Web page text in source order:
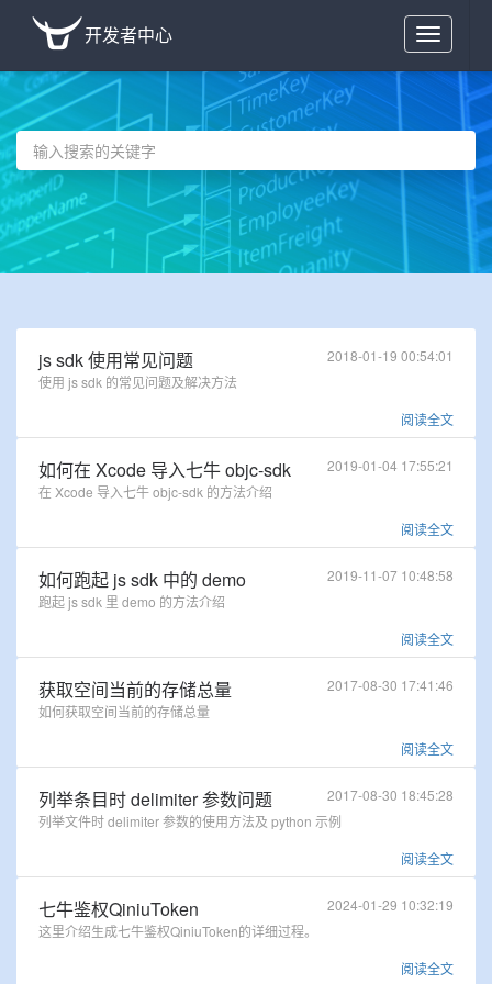
Toggle
navigation
开发者中心
js sdk 使用常见问题
使用 js sdk 的常见问题及解决方法
阅读全文
2018-01-19 00:54:01
如何在 Xcode 导入七牛 objc-sdk
在 Xcode 导入七牛 objc-sdk 的方法介绍
阅读全文
2019-01-04 17:55:21
如何跑起 js sdk 中的 demo
跑起 js sdk 里 demo 的方法介绍
阅读全文
2019-11-07 10:48:58
获取空间当前的存储总量
如何获取空间当前的存储总量
阅读全文
2017-08-30 17:41:46
列举条目时 delimiter 参数问题
列举文件时 delimiter 参数的使用方法及 python 示例
阅读全文
2017-08-30 18:45:28
七牛鉴权QiniuToken
这里介绍生成七牛鉴权QiniuToken的详细过程。
阅读全文
2024-01-29 10:32:19